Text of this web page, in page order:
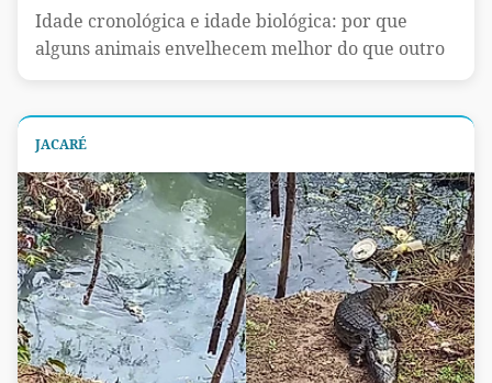
Idade cronológica e idade biológica: por que
alguns animais envelhecem melhor do que outro
JACARÉ